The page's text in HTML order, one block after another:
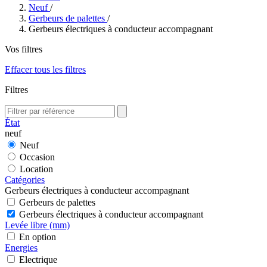
Neuf /
Gerbeurs de palettes /
Gerbeurs électriques à conducteur accompagnant
Vos filtres
Effacer tous les filtres
Filtres
État
neuf
Neuf
Occasion
Location
Catégories
Gerbeurs électriques à conducteur accompagnant
Gerbeurs de palettes
Gerbeurs électriques à conducteur accompagnant
Levée libre (mm)
En option
Energies
Electrique